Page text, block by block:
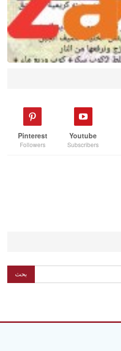
Youtube
Subscribers
Pinterest
Followers